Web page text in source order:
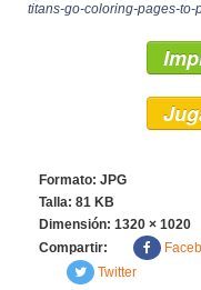
titans-go-coloring-pages-to-
Formato: JPG
Talla: 81 KB
Dimensión: 1320 × 1020
Compartir:
Twitter